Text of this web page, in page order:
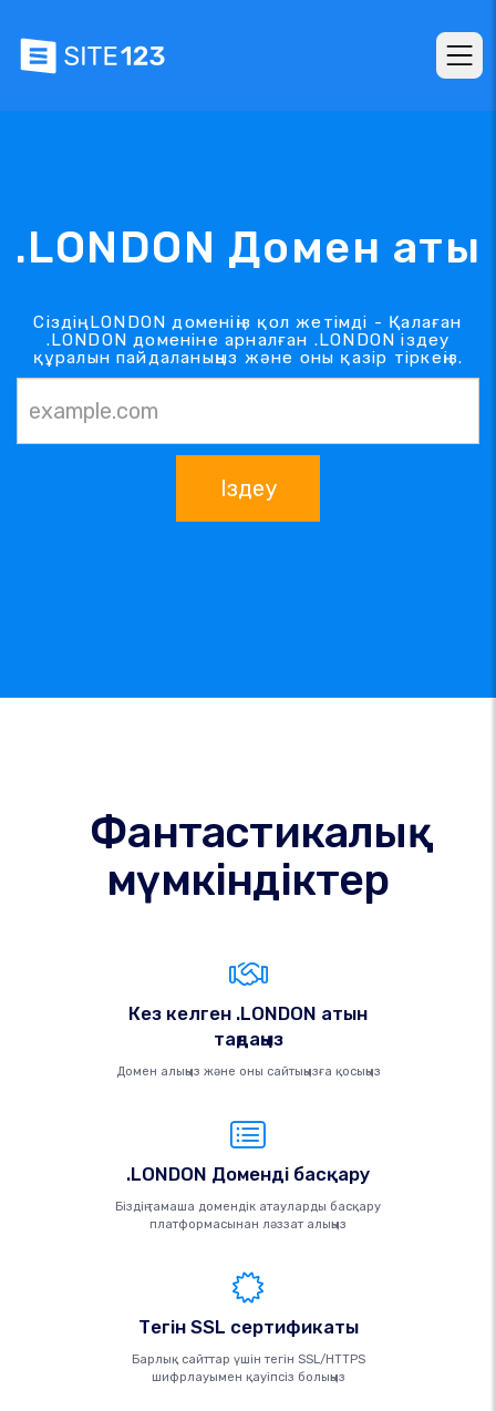
.LONDON Домен аты
Сіздің .LONDON доменіңіз қол жетімді - Қалаған
.LONDON доменіне арналған .LONDON іздеу
құралын пайдаланыңыз және оны қазір тіркеңіз.
Іздеу
Фантастикалық
мүмкіндіктер
Кез келген .LONDON атын
таңдаңыз
Домен алыңыз және оны сайтыңызға қосыңыз
.LONDON Доменді басқару
Біздің тамаша домендік атауларды басқару
платформасынан ләззат алыңыз
Тегін SSL сертификаты
Барлық сайттар үшін тегін SSL/HTTPS
шифрлауымен қауіпсіз болыңыз